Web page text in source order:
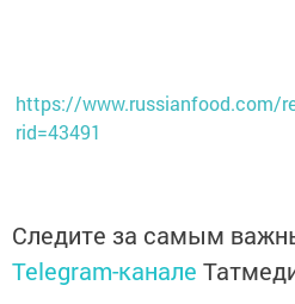
https://www.russianfood.com/
rid=43491
Следите за самым
Telegram-канале